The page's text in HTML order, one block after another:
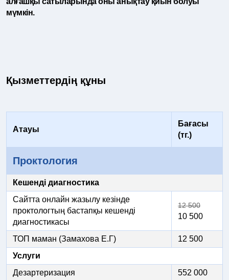
мүмкін.
Қызметтердің құны
Атауы
Бағасы
(тг.)
Проктология
Кешенді диагностика
Сайтта онлайн жазылу кезінде
проктологтың бастапқы кешенді
диагностикасы
12 500
10 500
ТОП маман (Замахова Е.Г)
12 500
Услуги
Дезартеризация
552 000